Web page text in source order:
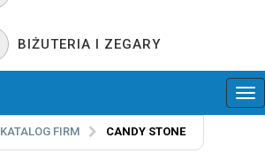
BIŻUTERIA I ZEGARY
KATALOG FIRM CANDY STONE